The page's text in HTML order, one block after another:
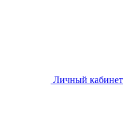
Личный кабинет